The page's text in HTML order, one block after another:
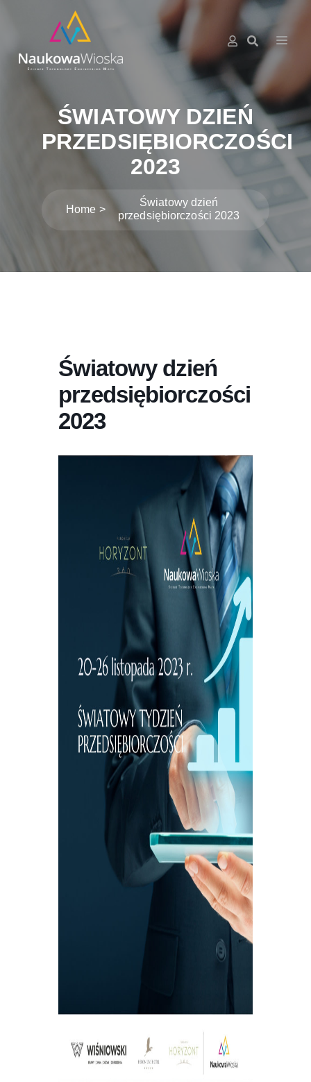
ŚWIATOWY DZIEŃ
PRZEDSIĘBIORCZOŚCI
2023
Home
Światowy dzień
przedsiębiorczości 2023
Światowy dzień
przedsiębiorczości
2023